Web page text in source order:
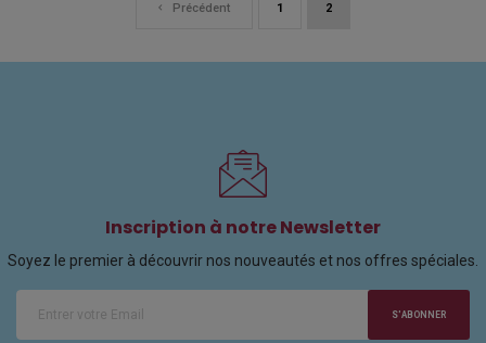
Précédent 1 2
Inscription à notre Newsletter
Soyez le premier à découvrir nos nouveautés et nos offres spéciales.
S'ABONNER